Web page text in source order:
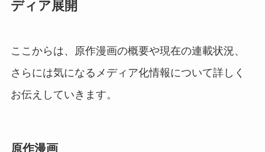
ディア展開
ここからは、原作漫画の概要や現在の連載状況、
さらには気になるメディア化情報について詳しく
お伝えしていきます。
原作漫画